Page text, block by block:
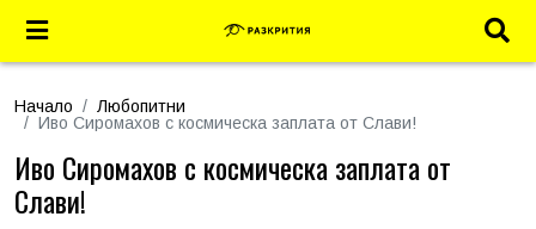
Начало
Любопитни
Иво Сиромахов с космическа заплата от Слави!
Иво Сиромахов с космическа заплата от
Слави!